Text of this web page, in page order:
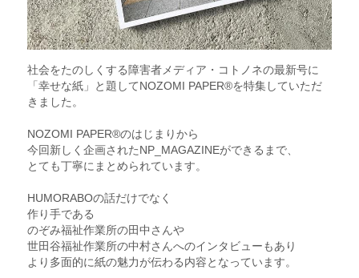
社会をたのしくする障害者メディア・コトノネの最新号に
「幸せな紙」と題してNOZOMI PAPER®︎を特集していただ
きました。
NOZOMI PAPER®︎のはじまりから
今回新しく企画されたNP_MAGAZINEができるまで、
とても丁寧にまとめられています。
HUMORABOの話だけでなく
作り手である
のぞみ福祉作業所の田中さんや
世田谷福祉作業所の中村さんへのインタビューもあり
より多面的に紙の魅力が伝わる内容となっています。